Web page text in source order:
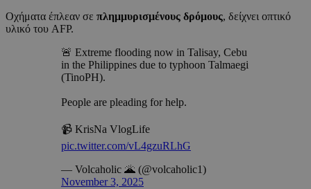
Οχήματα έπλεαν σε πλημμυρισμένους δρόμους, δείχνει οπτικό
υλικό του AFP.
🚨 Extreme flooding now in Talisay, Cebu
in the Philippines due to typhoon Talmaegi
(TinoPH).
People are pleading for help.
📹 KrisNa VlogLife
pic.twitter.com/vL4gzuRLhG
— Volcaholic 🌋 (@volcaholic1)
November 3, 2025